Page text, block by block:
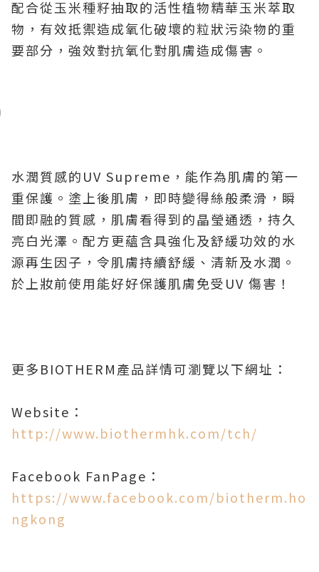
配合從玉米種籽抽取的活性植物精華玉米萃取
物，有效抵禦造成氧化破壞的粒狀污染物的重
要部分，強效對抗氧化對肌膚造成傷害。
水潤質感的UV Supreme ，能作為肌膚的第一
重保護。塗上後肌膚，即時變得絲般柔滑，瞬
間即融的質感，肌膚看得到的晶瑩通透，持久
亮白光澤。配方更蘊含具強化及舒緩功效的水
源再生因子，令肌膚持續舒緩、清新及水潤。
於上妝前使用能好好保護肌膚免受UV 傷害！
更多BIOTHERM產品詳情可瀏覽以下網址：
Website ：
http://www.biothermhk.com/tch/
Facebook FanPage ：
https://www.facebook.com/biotherm.ho
ngkong